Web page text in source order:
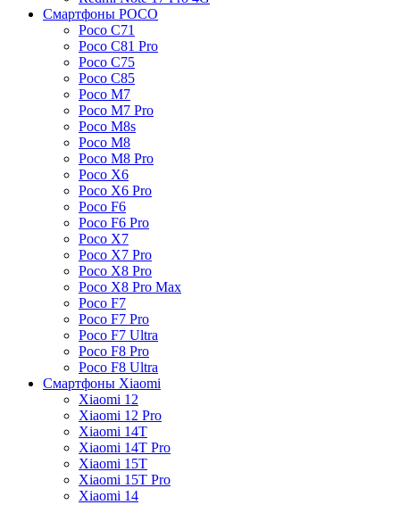
Смартфоны POCO
Poco C71
Poco C81 Pro
Poco C75
Poco C85
Poco M7
Poco M7 Pro
Poco M8s
Poco M8
Poco M8 Pro
Poco X6
Poco X6 Pro
Poco F6
Poco F6 Pro
Poco X7
Poco X7 Pro
Poco X8 Pro
Poco X8 Pro Max
Poco F7
Poco F7 Pro
Poco F7 Ultra
Poco F8 Pro
Poco F8 Ultra
Смартфоны Xiaomi
Xiaomi 12
Xiaomi 12 Pro
Xiaomi 14T
Xiaomi 14T Pro
Xiaomi 15T
Xiaomi 15T Pro
Xiaomi 14